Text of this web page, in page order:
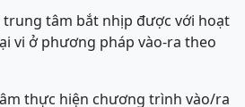
trung tâm bắt nhịp được với hoạt
vi ở phương pháp vào-ra theo
thực hiện chương trình vào/ra